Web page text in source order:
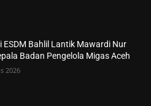
ESDM Bahlil Lantik Mawardi Nur
Badan Pengelola Migas Aceh
2026